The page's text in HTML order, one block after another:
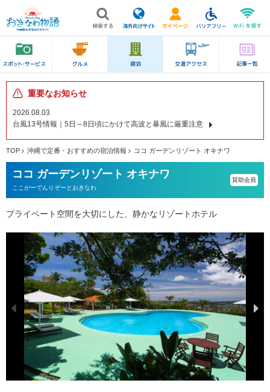
重要なお知らせ
2026.08.03
台風13号情報｜5日～8日頃にかけて高波と暴風に厳重注意
TOP 沖縄で定番・おすすめの宿泊情報 ココ ガーデンリゾート オキナワ
ココ ガーデンリゾート オキナワ
ここがーでんりぞーとおきなわ
賛助会員
プライベート空間を大切にした、静かなリゾートホテル